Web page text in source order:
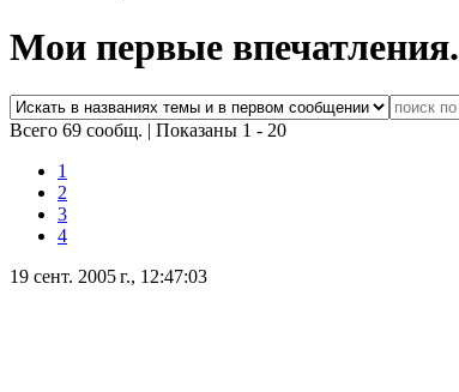
Мои первые впечатления.
Всего 69 сообщ. | Показаны 1 - 20
1
2
3
4
19 сент. 2005 г., 12:47:03